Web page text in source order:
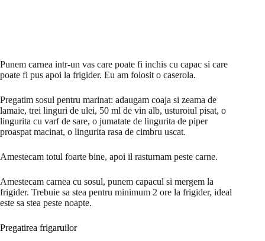
Punem carnea intr-un vas care poate fi inchis cu capac si care
poate fi pus apoi la frigider. Eu am folosit o caserola.
Pregatim sosul pentru marinat: adaugam coaja si zeama de
lamaie, trei linguri de ulei, 50 ml de vin alb, usturoiul pisat, o
lingurita cu varf de sare, o jumatate de lingurita de piper
proaspat macinat, o lingurita rasa de cimbru uscat.
Amestecam totul foarte bine, apoi il rasturnam peste carne.
Amestecam carnea cu sosul, punem capacul si mergem la
frigider. Trebuie sa stea pentru minimum 2 ore la frigider, ideal
este sa stea peste noapte.
Pregatirea frigaruilor